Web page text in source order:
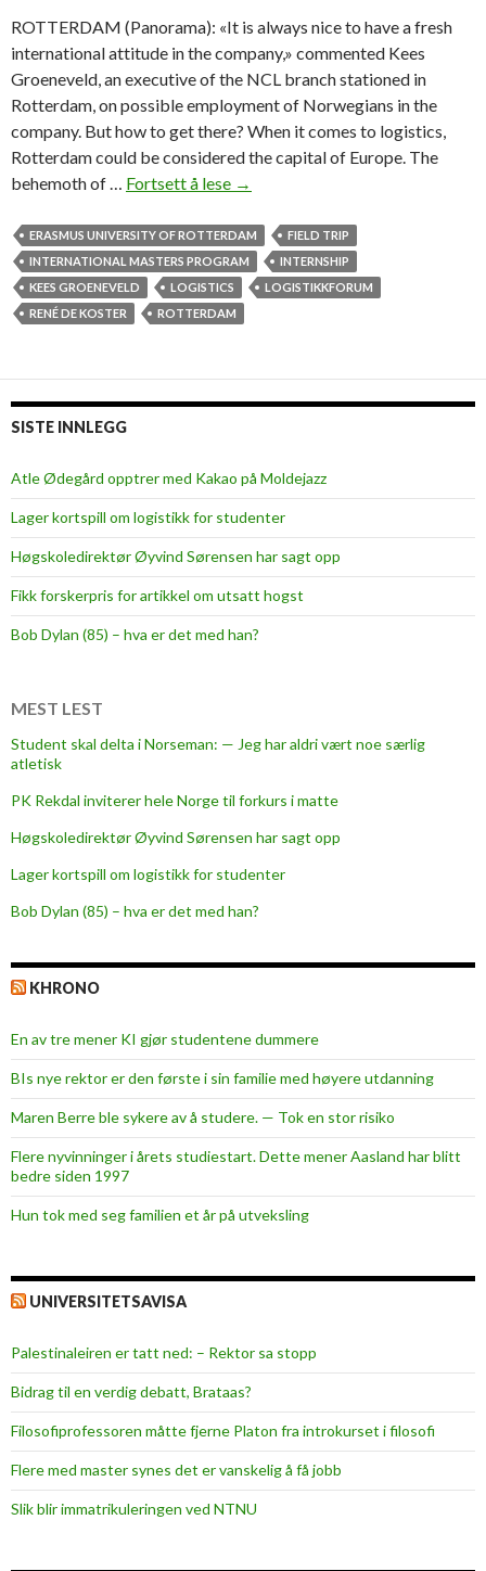
ROTTERDAM (Panorama): «It is always nice to have a fresh
international attitude in the company,» commented Kees
Groeneveld, an executive of the NCL branch stationed in
Rotterdam, on possible employment of Norwegians in the
company. But how to get there? When it comes to logistics,
Rotterdam could be considered the capital of Europe. The
behemoth of … Fortsett å lese R
t
t
r
e
h
t
c
f
o
g
s
t
c
o
b
s
→
ERASMUS UNIVERSITY OF ROTTERDAM
FIELD TRIP
INTERNATIONAL MASTERS PROGRAM
INTERNSHIP
KEES GROENEVELD
LOGISTICS
LOGISTIKKFORUM
RENÉ DE KOSTER
ROTTERDAM
SISTE INNLEGG
Atle Ødegård opptrer med Kakao på Moldejazz
Lager kortspill om logistikk for studenter
Høgskoledirektør Øyvind Sørensen har sagt opp
Fikk forskerpris for artikkel om utsatt hogst
Bob Dylan (85) – hva er det med han?
MEST LEST
Student skal delta i Norseman: — Jeg har aldri vært noe særlig
atletisk
PK Rekdal inviterer hele Norge til forkurs i matte
Høgskoledirektør Øyvind Sørensen har sagt opp
Lager kortspill om logistikk for studenter
Bob Dylan (85) – hva er det med han?
KHRONO
En av tre mener KI gjør studentene dummere
BIs nye rektor er den første i sin familie med høyere utdanning
Maren Berre ble sykere av å studere. — Tok en stor risiko
Flere nyvinninger i årets studiestart. Dette mener Aasland har blitt
bedre siden 1997
Hun tok med seg familien et år på utveksling
UNIVERSITETSAVISA
Palestinaleiren er tatt ned: – Rektor sa stopp
Bidrag til en verdig debatt, Brataas?
Filosofiprofessoren måtte fjerne Platon fra introkurset i filosofi
Flere med master synes det er vanskelig å få jobb
Slik blir immatrikuleringen ved NTNU